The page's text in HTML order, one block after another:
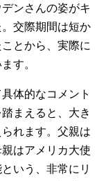
ンさんの姿がキ
交際期間は短か
とから、実際に
す。
体的なコメント
まえると、大き
れます。父親は
はアメリカ大使
いう、非常にリ